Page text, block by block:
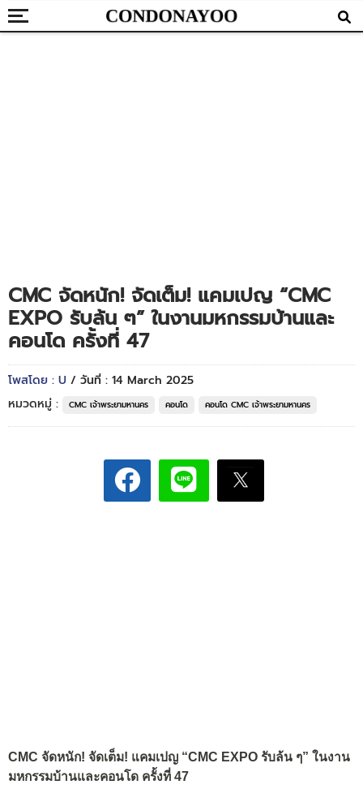
CMC จัดหนัก! จัดเต็ม! แคมเปญ “CMC
EXPO รับล้น ๆ” ในงานมหกรรมบ้านและ
คอนโด ครั้งที่ 47
โพสโดย : U / วันที่ : 14 March 2025
หมวดหมู่ :
CMC เจ้าพระยามหานคร คอนโด คอนโด CMC เจ้าพระยามหานคร
CMC จัดหนัก! จัดเต็ม! แคมเปญ “CMC EXPO รับล้น ๆ” ในงาน
มหกรรมบ้านและคอนโด ครั้งที่ 47